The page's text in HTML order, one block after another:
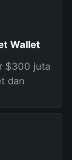
Wallet
$300 juta
dan